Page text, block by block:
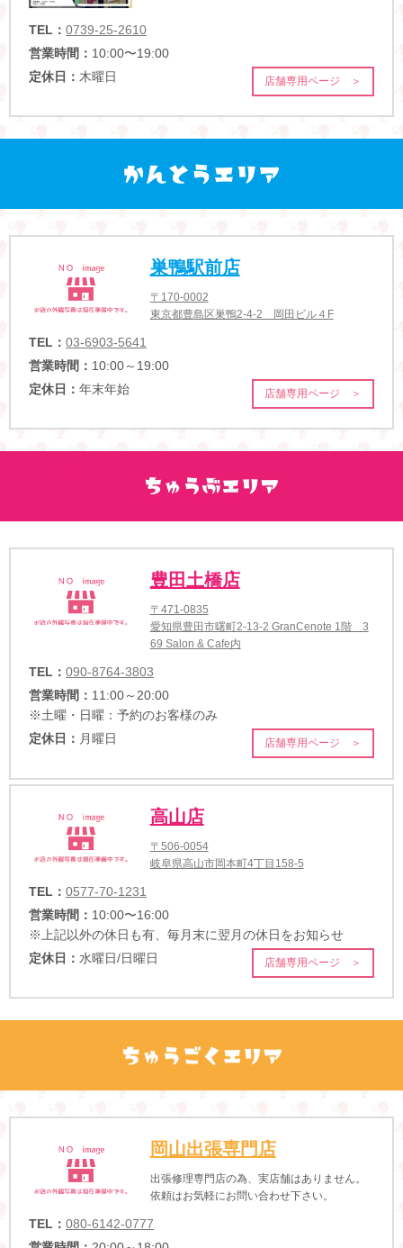
TEL： 0739-25-2610
営業時間： 10:00〜19:00
定休日： 木曜日 店舗専用ページ ＞
巣鴨駅前店
〒170-0002
東京都豊島区巣鴨2-4-2 岡田ビル４F
TEL： 03-6903-5641
営業時間： 10:00～19:00
定休日： 年末年始 店舗専用ページ ＞
豊田土橋店
〒471-0835
愛知県豊田市曙町2-13-2 GranCenote 1階 3
69 Salon & Cafe内
TEL： 090-8764-3803
営業時間： 11:00～20:00
※土曜・日曜：予約のお客様のみ
定休日： 月曜日 店舗専用ページ ＞
高山店
〒506-0054
岐阜県高山市岡本町4丁目158-5
TEL： 0577-70-1231
営業時間： 10:00〜16:00
※上記以外の休日も有、毎月末に翌月の休日をお知らせ
定休日： 水曜日/日曜日 店舗専用ページ ＞
岡山出張専門店
出張修理専門店の為、実店舗はありません。
依頼はお気軽にお問い合わせ下さい。
TEL： 080-6142-0777